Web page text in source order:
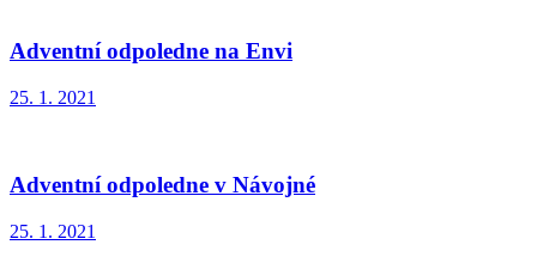
Adventní odpoledne na Envi
25. 1. 2021
Adventní odpoledne v Návojné
25. 1. 2021